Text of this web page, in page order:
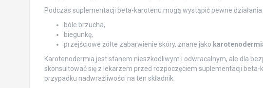
Podczas suplementacji beta-karotenu mogą wystąpić pewne
bóle brzucha,
biegunkę,
przejściowe żółte zabarwienie skóry, znane jako
Karotenodermia jest stanem nieszkodliwym i odwracalnym, ale dla
skonsultować się z lekarzem przed rozpoczęciem suplementacji
przypadku nadwrażliwości na ten składnik.